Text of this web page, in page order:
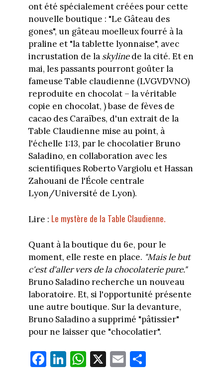
ont été spécialement créées pour cette
nouvelle boutique : "Le Gâteau des
gones", un gâteau moelleux fourré à la
praline et "la tablette lyonnaise", avec
incrustation de la skylinede la cité. Et en
mai, les passants pourront goûter la
fameuse Table claudienne (LVGVDVNO)
reproduite en chocolat – la véritable
copie en chocolat, ) base de fèves de
cacao des Caraïbes, d'un extrait de la
Table Claudienne mise au point, à
l'échelle 1:13, par le chocolatier Bruno
Saladino, en collaboration avec les
scientifiques Roberto Vargiolu et Hassan
Zahouani de l'École centrale
Lyon/Université de Lyon).
Lire : Le mystère de la Table Claudienne.
Quant à la boutique du 6e, pour le
moment, elle reste en place. "Mais le but
c'est d'aller vers de la chocolaterie pure."
Bruno Saladino recherche un nouveau
laboratoire. Et, si l'opportunité présente
une autre boutique. Sur la devanture,
Bruno Saladino a supprimé "pâtissier"
pour ne laisser que "chocolatier".
Fa
ce
Li
nk
W
ha
X E
m
Pa